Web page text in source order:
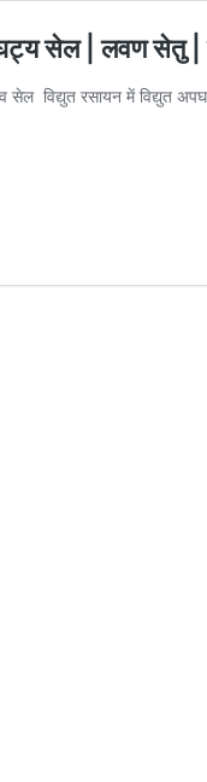
सेल | लवण
व सेल विद्युत रसायन में विद्युत